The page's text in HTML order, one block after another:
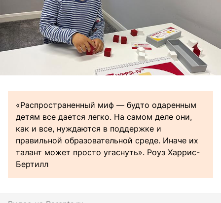
«Распространенный миф — будто одаренным
детям все дается легко. На самом деле они,
как и все, нуждаются в поддержке и
правильной образовательной среде. Иначе их
талант может просто угаснуть». Роуз Харрис-
Бертилл